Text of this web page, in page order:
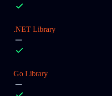
.NET Library
Go Library